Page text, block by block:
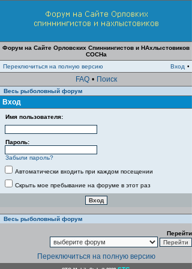
Форум на Сайте Орловских Спиннингистов и НАхлыстовиков
СОСНа
Переключиться на полную версию
Вход •
FAQ • Поиск
Весь рыболовный форум
Вход
Имя пользователя:
Пароль:
Забыли пароль?
Автоматически входить при каждом посещении
Скрыть мое пребывание на форуме в этот раз
Весь рыболовный форум
Перейти
Переключиться на полную версию